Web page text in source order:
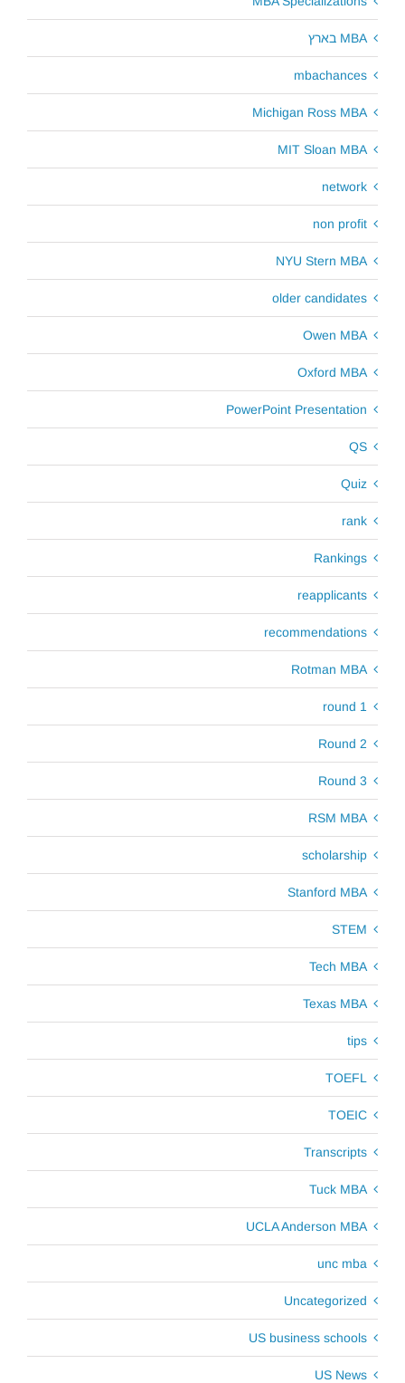
MBA בארץ
mbachances
Michigan Ross MBA
MIT Sloan MBA
network
non profit
NYU Stern MBA
older candidates
Owen MBA
Oxford MBA
PowerPoint Presentation
QS
Quiz
rank
Rankings
reapplicants
recommendations
Rotman MBA
round 1
Round 2
Round 3
RSM MBA
scholarship
Stanford MBA
STEM
Tech MBA
Texas MBA
tips
TOEFL
TOEIC
Transcripts
Tuck MBA
UCLA Anderson MBA
unc mba
Uncategorized
US business schools
US News